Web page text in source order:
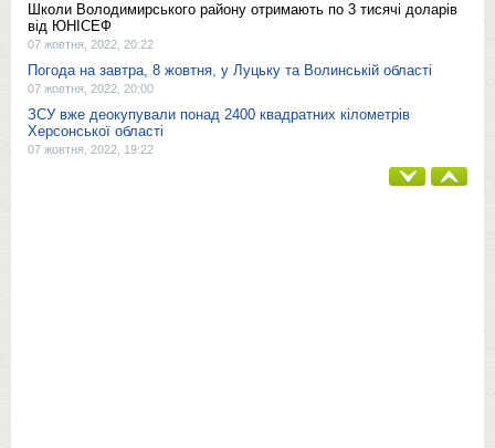
Школи Володимирського району отримають по 3 тисячі доларів
від ЮНІСЕФ
07 жовтня, 2022, 20:22
Погода на завтра, 8 жовтня, у Луцьку та Волинській області
07 жовтня, 2022, 20:00
ЗСУ вже деокупували понад 2400 квадратних кілометрів
Херсонської області
07 жовтня, 2022, 19:22